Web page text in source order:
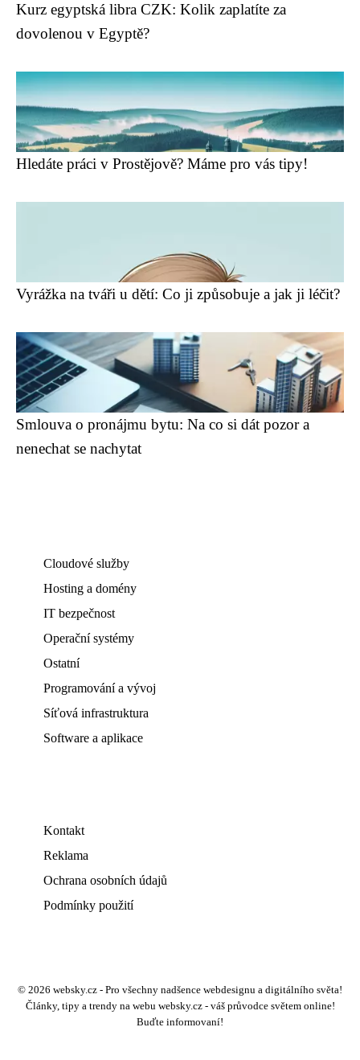
Kurz egyptská libra CZK: Kolik zaplatíte za
dovolenou v Egyptě?
Hledáte práci v Prostějově? Máme pro vás tipy!
Vyrážka na tváři u dětí: Co ji způsobuje a jak ji léčit?
Smlouva o pronájmu bytu: Na co si dát pozor a
nenechat se nachytat
Cloudové služby
Hosting a domény
IT bezpečnost
Operační systémy
Ostatní
Programování a vývoj
Síťová infrastruktura
Software a aplikace
Kontakt
Reklama
Ochrana osobních údajů
Podmínky použití
© 2026 websky.cz - Pro všechny nadšence webdesignu a digitálního světa!
Články, tipy a trendy na webu websky.cz - váš průvodce světem online!
Buďte informovaní!